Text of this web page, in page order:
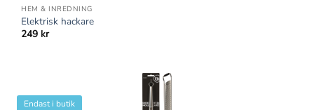
HEM & INREDNING
Elektrisk hackare
249 kr
Endast i butik